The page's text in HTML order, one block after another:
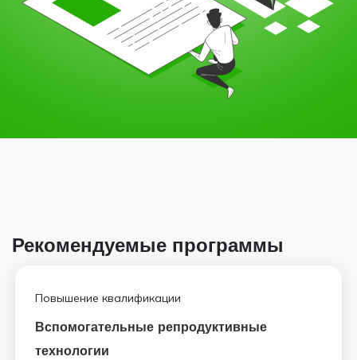
Рекомендуемые программы
Повышение квалификации
Вспомогательные репродуктивные
технологии